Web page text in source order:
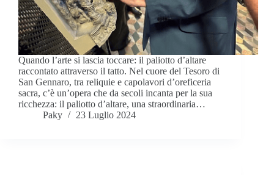
Quando l’arte si lascia toccare: il paliotto d’altare
raccontato attraverso il tatto. Nel cuore del Tesoro di
San Gennaro, tra reliquie e capolavori d’oreficeria
sacra, c’è un’opera che da secoli incanta per la sua
ricchezza: il paliotto d’altare, una straordinaria…
Paky
23 Luglio 2024